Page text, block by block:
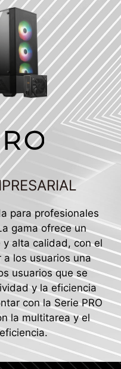
para profesionales
gama ofrece un
alta calidad, con el
los usuarios una
usuarios que se
y la eficiencia
con la Serie PRO
la multitarea y el